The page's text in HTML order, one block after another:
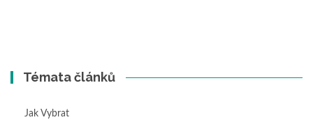
Témata článků
Jak Vybrat